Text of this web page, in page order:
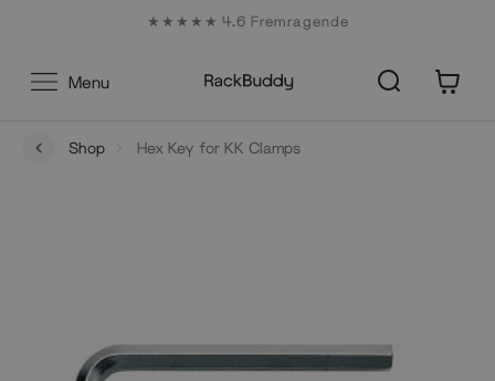
★★★★★ 4.6 Fremragende
Menu
Shop Hex Key for KK Clamps